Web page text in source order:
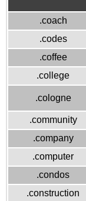
.coach
.codes
.coffee
.college
.cologne
.community
.company
.computer
.condos
.construction